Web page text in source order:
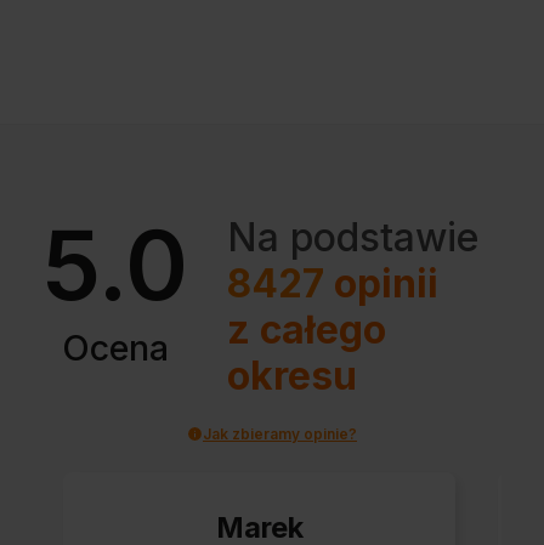
5.0
Ocena
Na podstawie
8427 opinii
z całego
okresu
Jak zbieramy opinie?
Marek